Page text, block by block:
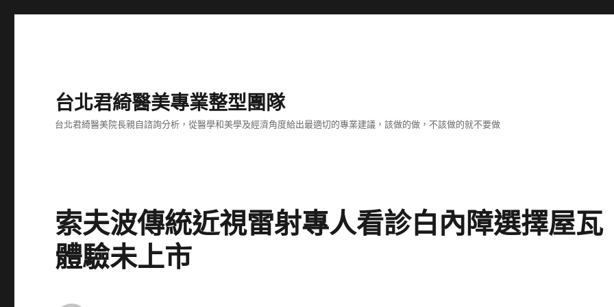
台北君綺醫美專業整型團隊
台北君綺醫美院長親自諮詢分析，從醫學和美學及經濟角度給出最適切的專業建議，該做的做，不該做的就不要做
索夫波傳統近視雷射專人看診白內障選擇屋瓦
體驗未上市